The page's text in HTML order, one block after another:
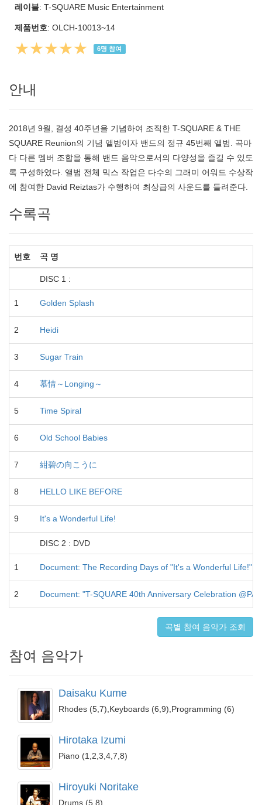
레이블: T-SQUARE Music Entertainment
제품번호: OLCH-10013~14
★★★★★ 6명 참여
안내
2018년 9월, 결성 40주년을 기념하여 조직한 T-SQUARE & THE
SQUARE Reunion의 기념 앨범이자 밴드의 정규 45번째 앨범. 곡마
다 다른 멤버 조합을 통해 밴드 음악으로서의 다양성을 즐길 수 있도
록 구성하였다. 앨범 전체 믹스 작업은 다수의 그래미 어워드 수상작
에 참여한 David Reiztas가 수행하여 최상급의 사운드를 들려준다.
수록곡
번호 곡 명
DISC 1 :
1 Golden Splash
2 Heidi
3 Sugar Train
4 慕情～Longing～
5 Time Spiral
6 Old School Babies
7 紺碧の向こうに
8 HELLO LIKE BEFORE
9 It's a Wonderful Life!
DISC 2 : DVD
1 Document: The Recording Days of "It's a Wonderful Life!"
2 Document: "T-SQUARE 40th Anniversary Celebration
곡별 참여 음악가 조회
참여 음악가
Daisaku Kume
Rhodes (5,7),Keyboards (6,9),Programming (6)
Hirotaka Izumi
Piano (1,2,3,4,7,8)
Hiroyuki Noritake
Drums (5,8)